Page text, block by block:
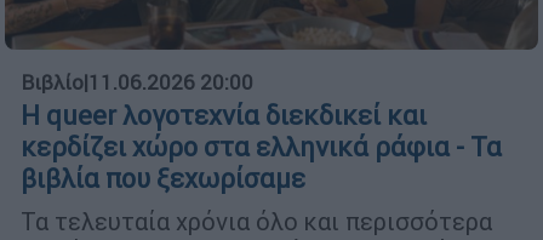
Βιβλίο|11.06.2026 20:00
Η queer λογοτεχνία διεκδικεί και
κερδίζει χώρο στα ελληνικά ράφια - Τα
βιβλία που ξεχωρίσαμε
Τα τελευταία χρόνια όλο και περισσότερα